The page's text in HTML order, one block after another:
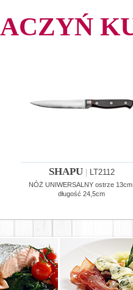
SHAPU LT2112
NÓŻ UNIWERSALNY ostrze
długość 24,5cm